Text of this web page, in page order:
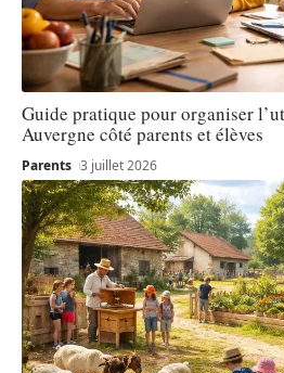
Guide pratique pour organiser
Auvergne côté parents et élèves
Parents 3 juillet 2026